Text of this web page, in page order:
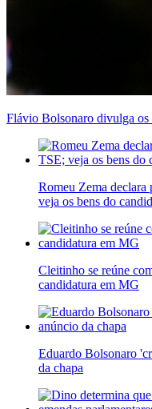
Flávio Bolsonaro divulga os
Romeu Zema
veja os bens do
Cleitinho se reúne
candidatura em MG
Eduardo Bolsonaro
da chapa